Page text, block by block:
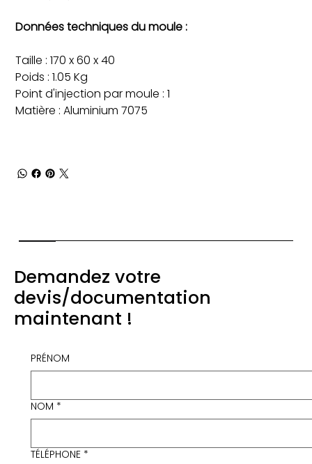
Données techniques du moule :
Taille : 170 x 60 x 40
Poids : 1.05 Kg
Point d'injection par moule : 1
Matière : Aluminium 7075
Demandez votre
devis/documentation
maintenant !
PRÉNOM
NOM *
TÉLÉPHONE *